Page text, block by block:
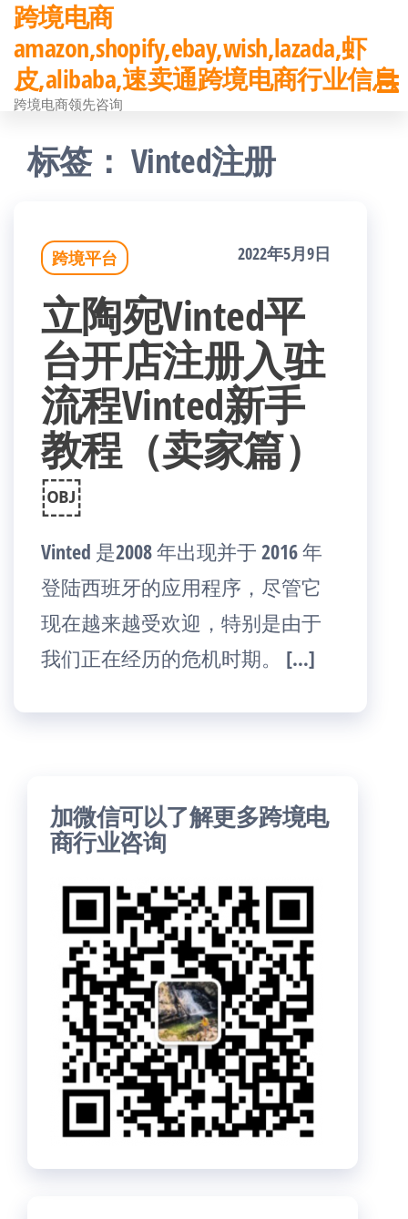
前
往
内
跨境电商
amazon,shopify,ebay,wish,lazada,虾
皮,alibaba,速卖通跨境电商行业信息
跨境电商领先咨询
标签：Vinted注册
跨境平台 2022年5月9日
立陶宛Vinted平
台开店注册入驻
流程Vinted新手
教程（卖家篇）
￼
Vinted 是2008 年出现并于 2016 年
登陆西班牙的应用程序，尽管它
现在越来越受欢迎，特别是由于
我们正在经历的危机时期。 […]
加微信可以了解更多跨境电
商行业咨询